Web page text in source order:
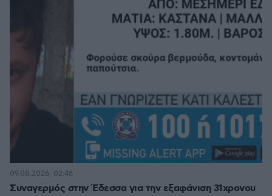
Συναγερμός στην Έδεσσα για την εξαφάνιση 31χρονου
09.08.2026, 02:46